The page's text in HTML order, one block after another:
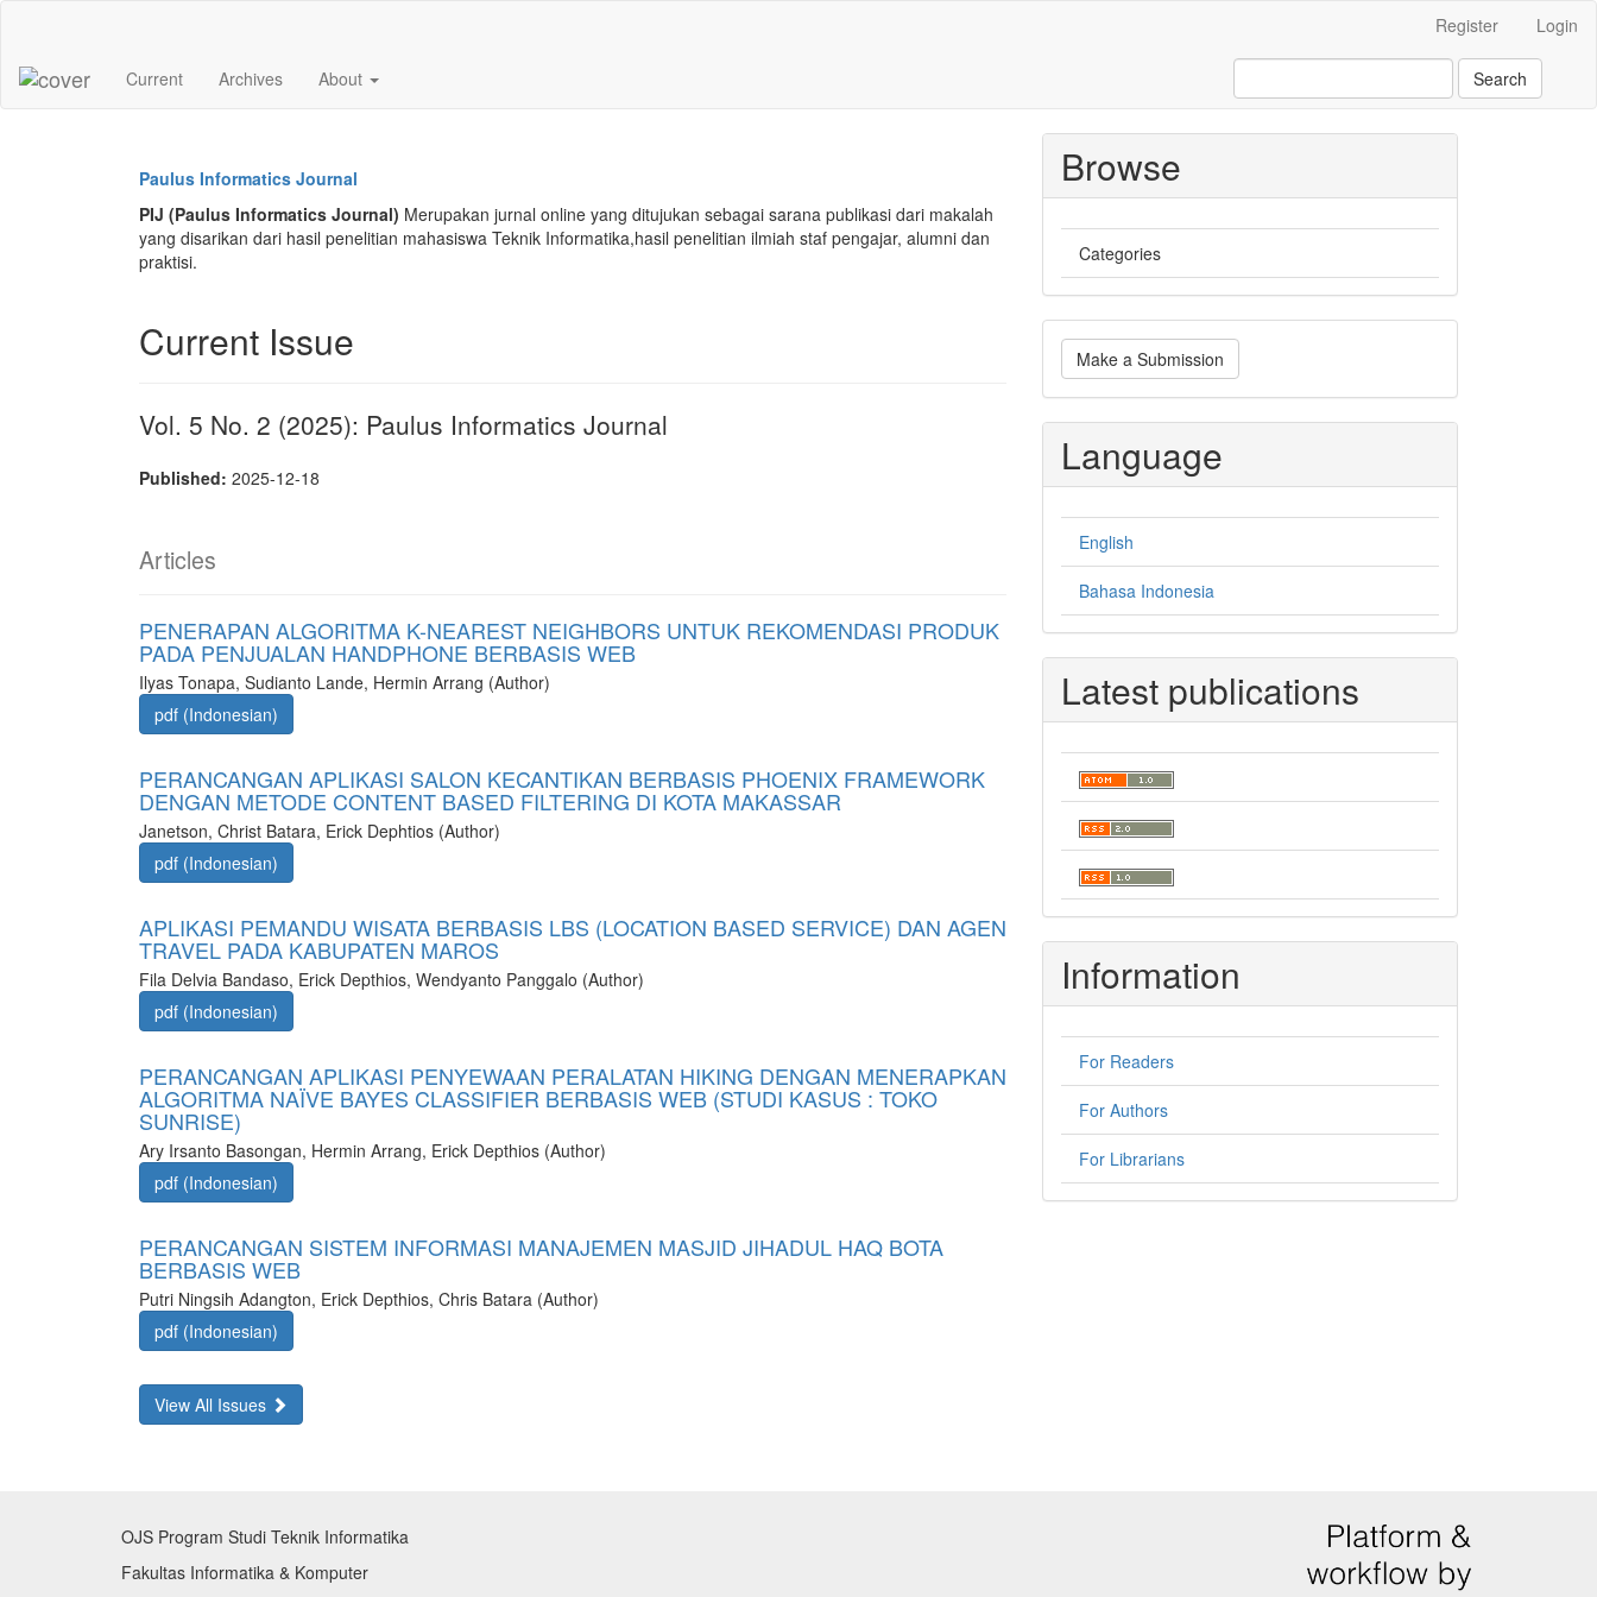
Content
Sidebar
Register Login
Current Archives About Search
Paulus Informatics Journal
PIJ (Paulus Informatics Journal) Merupakan jurnal online yang ditujukan sebagai sarana publikasi dari makalah
yang disarikan dari hasil penelitian mahasiswa Teknik Informatika,hasil penelitian ilmiah staf pengajar, alumni dan
praktisi.
Current Issue
Vol. 5 No. 2 (2025): Paulus Informatics Journal
Published: 2025-12-18
Articles
PENERAPAN ALGORITMA K-NEAREST NEIGHBORS UNTUK REKOMENDASI PRODUK
PADA PENJUALAN HANDPHONE BERBASIS WEB
Ilyas Tonapa, Sudianto Lande, Hermin Arrang (Author)
pdf (Indonesian)
PERANCANGAN APLIKASI SALON KECANTIKAN BERBASIS PHOENIX FRAMEWORK
DENGAN METODE CONTENT BASED FILTERING DI KOTA MAKASSAR
Janetson, Christ Batara, Erick Dephtios (Author)
pdf (Indonesian)
APLIKASI PEMANDU WISATA BERBASIS LBS (LOCATION BASED SERVICE) DAN AGEN
TRAVEL PADA KABUPATEN MAROS
Fila Delvia Bandaso, Erick Depthios, Wendyanto Panggalo (Author)
pdf (Indonesian)
PERANCANGAN APLIKASI PENYEWAAN PERALATAN HIKING DENGAN MENERAPKAN
ALGORITMA NAÏVE BAYES CLASSIFIER BERBASIS WEB (STUDI KASUS : TOKO
SUNRISE)
Ary Irsanto Basongan, Hermin Arrang, Erick Depthios (Author)
pdf (Indonesian)
PERANCANGAN SISTEM INFORMASI MANAJEMEN MASJID JIHADUL HAQ BOTA
BERBASIS WEB
Putri Ningsih Adangton, Erick Depthios, Chris Batara (Author)
pdf (Indonesian)
View All Issues
Browse
Categories
Make
a
Submission
Make a Submission
Language
English
Bahasa Indonesia
Latest publications
Information
For Readers
For Authors
For Librarians
OJS Program Studi Teknik Informatika
Fakultas Informatika & Komputer